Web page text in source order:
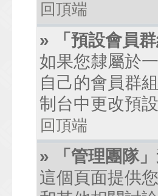
回頂端
» 「預設會員
如果您隸屬於
自己的會員群
制台中更改預
回頂端
» 「管理團隊
這個頁面提供